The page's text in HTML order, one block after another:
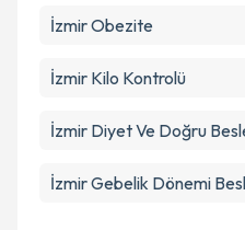
İzmir Obezite
İzmir Kilo Kontrolü
İzmir Diyet Ve Doğru
İzmir Gebelik Dönemi